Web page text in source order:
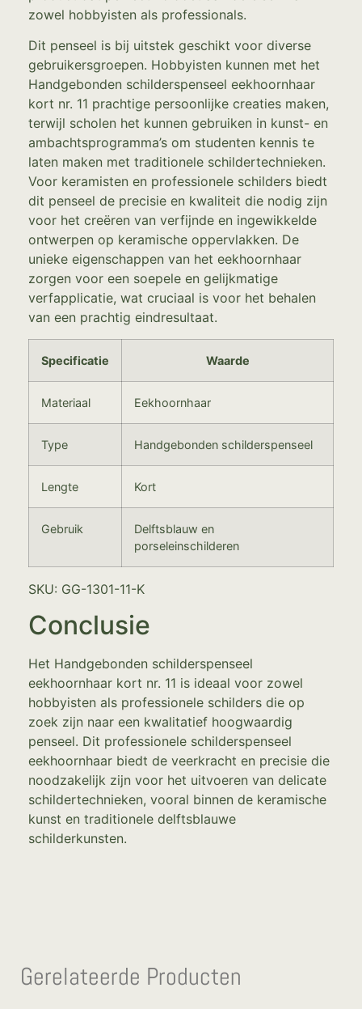
zowel hobbyisten als professionals.
Dit penseel is bij uitstek geschikt voor diverse
gebruikersgroepen. Hobbyisten kunnen met het
Handgebonden schilderspenseel eekhoornhaar
kort nr. 11 prachtige persoonlijke creaties maken,
terwijl scholen het kunnen gebruiken in kunst- en
ambachtsprogramma’s om studenten kennis te
laten maken met traditionele schildertechnieken.
Voor keramisten en professionele schilders biedt
dit penseel de precisie en kwaliteit die nodig zijn
voor het creëren van verfijnde en ingewikkelde
ontwerpen op keramische oppervlakken. De
unieke eigenschappen van het eekhoornhaar
zorgen voor een soepele en gelijkmatige
verfapplicatie, wat cruciaal is voor het behalen
van een prachtig eindresultaat.
Specificatie Waarde
Materiaal Eekhoornhaar
Type Handgebonden schilderspenseel
Lengte Kort
Gebruik
Delftsblauw en
porseleinschilderen
SKU: GG-1301-11-K
Conclusie
Het Handgebonden schilderspenseel
eekhoornhaar kort nr. 11 is ideaal voor zowel
hobbyisten als professionele schilders die op
zoek zijn naar een kwalitatief hoogwaardig
penseel. Dit professionele schilderspenseel
eekhoornhaar biedt de veerkracht en precisie die
noodzakelijk zijn voor het uitvoeren van delicate
schildertechnieken, vooral binnen de keramische
kunst en traditionele delftsblauwe
schilderkunsten.
Gerelateerde Producten